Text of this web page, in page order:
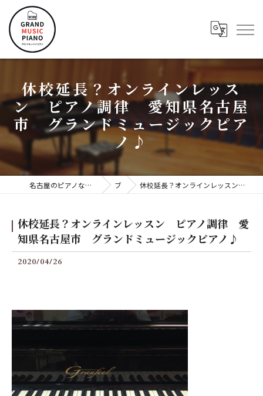
休校延長？オンラインレッス
ン ピアノ調律 愛知県名古屋
市 グランドミュージックピア
ノ♪
名古屋のピアノならグランドミュージックピアノ株式会社 ブログ 休校延長？オンラインレッスン ピアノ調律 愛知県名古屋市 グランドミュージックピアノ♪
休校延長？オンラインレッスン ピアノ調律 愛
知県名古屋市 グランドミュージックピアノ♪
2020/04/26